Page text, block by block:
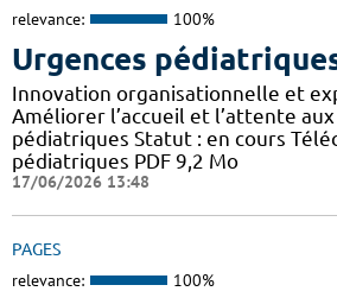
relevance: 100%
Urgences
Innovation organisationnelle et
Améliorer l’accueil et l’attente
pédiatriques Statut : en cours
pédiatriques PDF 9,2 Mo
17/06/2026 13:48
PAGES
relevance: 100%